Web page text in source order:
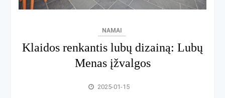
NAMAI
Klaidos renkantis lubų dizainą: Lubų
Menas įžvalgos
2025-01-15